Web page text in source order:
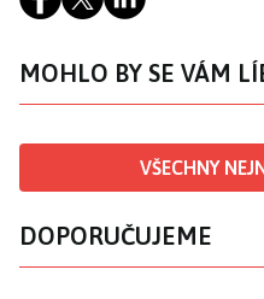
MOHLO BY SE VÁM
VŠECHNY
DOPORUČUJEME